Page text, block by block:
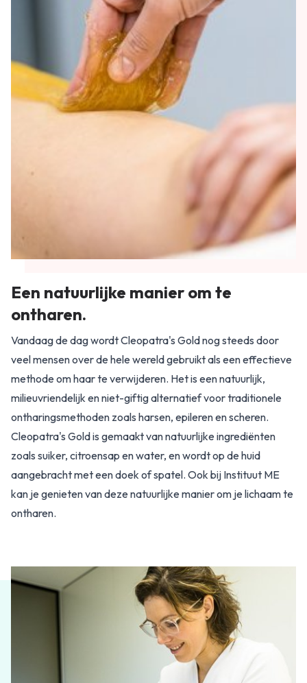
Een natuurlijke manier om te
ontharen.
Vandaag de dag wordt Cleopatra's Gold nog steeds door
veel mensen over de hele wereld gebruikt als een effectieve
methode om haar te verwijderen. Het is een natuurlijk,
milieuvriendelijk en niet-giftig alternatief voor traditionele
ontharingsmethoden zoals harsen, epileren en scheren.
Cleopatra's Gold is gemaakt van natuurlijke ingrediënten
zoals suiker, citroensap en water, en wordt op de huid
aangebracht met een doek of spatel. Ook bij Instituut ME
kan je genieten van deze natuurlijke manier om je lichaam te
ontharen.